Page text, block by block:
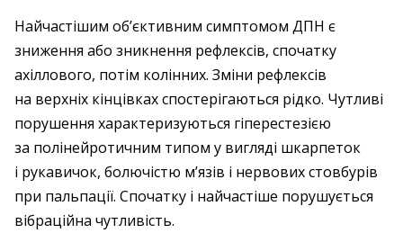
Найчастішим об’єктивним симптомом ДПН є
зниження або зникнення рефлексів, спочатку
ахіллового, потім колінних. Зміни рефлексів
на верхніх кінцівках спостерігаються рідко. Чутливі
порушення характеризуються гіперестезією
за полінейротичним типом у вигляді шкарпеток
і рукавичок, болючістю м’язів і нер­вових стовбурів
при пальпації. Спочатку і найчастіше порушується
вібраційна чутливість.